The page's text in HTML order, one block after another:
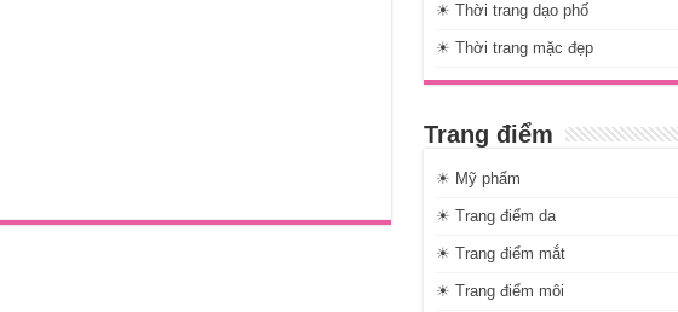
☀ Thời trang dạo phố
☀ Thời trang mặc đẹp
Trang điểm
☀ Mỹ phẩm
☀ Trang điểm da
☀ Trang điểm mắt
☀ Trang điểm môi